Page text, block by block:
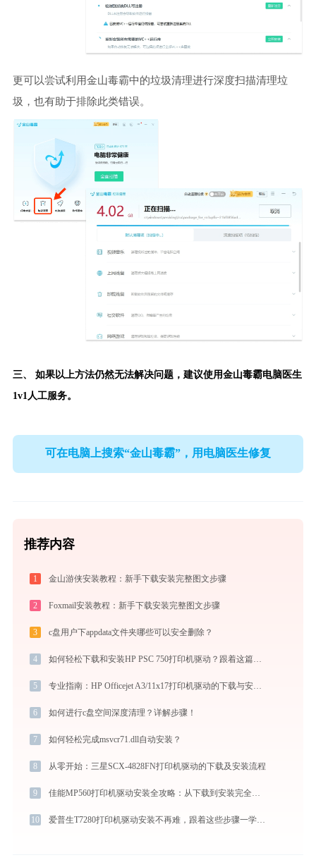
更可以尝试利用金山毒霸中的垃圾清理进行深度扫描清理垃
圾，也有助于排除此类错误。
三、 如果以上方法仍然无法解决问题，建议使用金山毒霸电脑医生
1v1人工服务。
可在电脑上搜索“金山毒霸”，用电脑医生修复
推荐内容
1 金山游侠安装教程：新手下载安装完整图文步骤
2 Foxmail安装教程：新手下载安装完整图文步骤
3 c盘用户下appdata文件夹哪些可以安全删除？
4 如何轻松下载和安装HP PSC 750打印机驱动？跟着这篇指南走
5 专业指南：HP Officejet A3/11x17打印机驱动的下载与安装步骤详解
6 如何进行c盘空间深度清理？详解步骤！
7 如何轻松完成msvcr71.dll自动安装？
8 从零开始：三星SCX-4828FN打印机驱动的下载及安装流程
9
10 爱普生T7280打印机驱动安装不再难，跟着这些步骤一学就会